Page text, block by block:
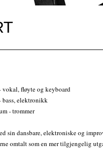
vokal, fløyte og keyboard
elektronikk
- trommer
sin dansbare, elektroniske og
omtalt som en mer tilgjengelig